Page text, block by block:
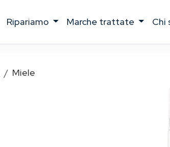
ripariamo marche trattate
Miele